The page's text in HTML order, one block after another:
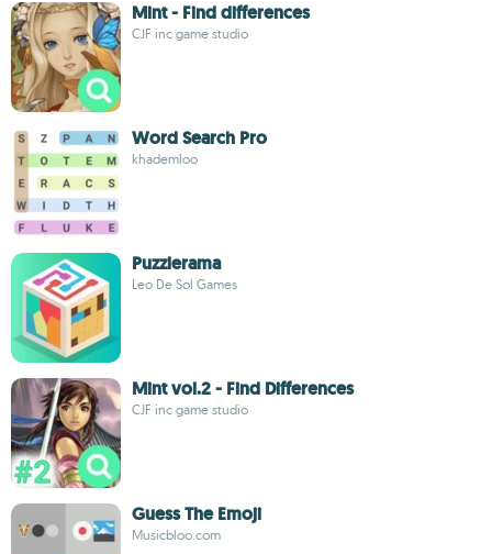
Mint - Find differences
CJF inc game studio
Word Search Pro
khademloo
Puzzlerama
Leo De Sol Games
Mint vol.2 - Find Differences
CJF inc game studio
Guess The Emoji
Musicbloo.com